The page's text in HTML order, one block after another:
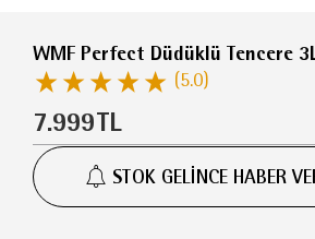
WMF Perfect Düdüklü Tencere
(5.0)
7.999 TL
STOK GELİNCE HABER